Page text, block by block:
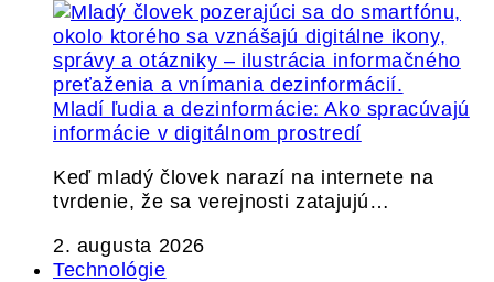
Mladí ľudia a dezinformácie: Ako spracúvajú
informácie v digitálnom prostredí
Keď mladý človek narazí na internete na
tvrdenie, že sa verejnosti zatajujú…
2. augusta 2026
Technológie